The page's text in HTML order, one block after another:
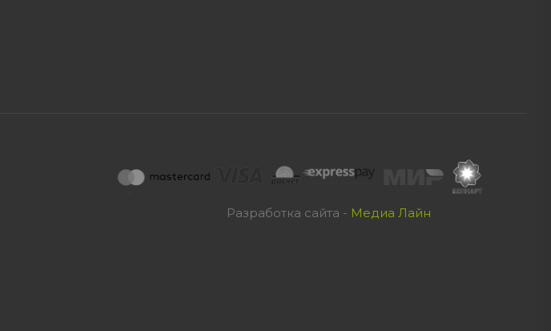
Разработка сайта - Медиа Лайн